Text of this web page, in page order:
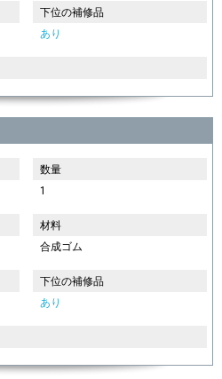
下位の補修品
あり
数量
1
材料
合成ゴム
下位の補修品
あり